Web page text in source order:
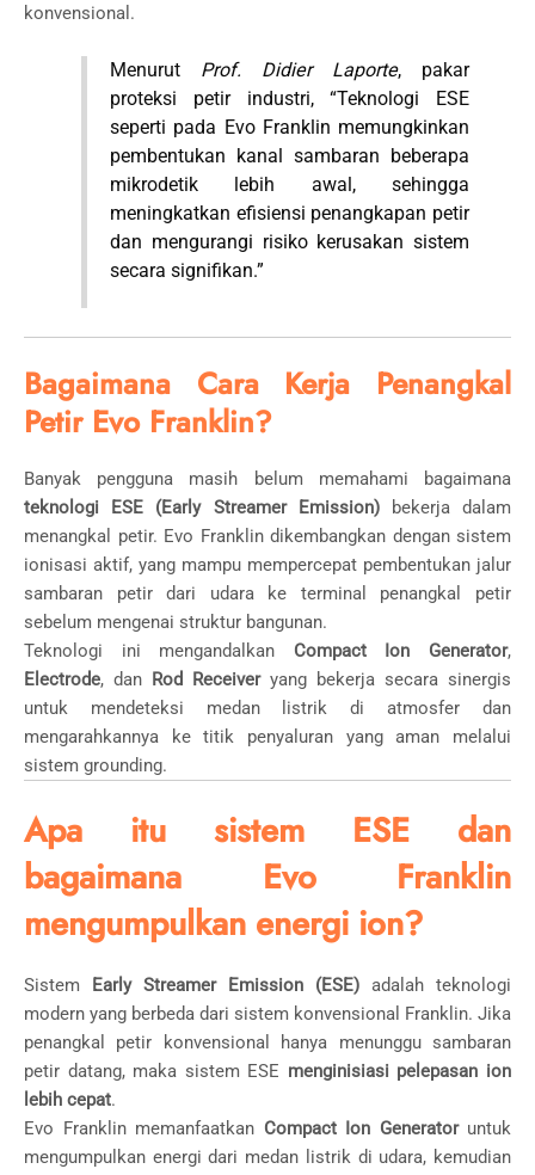
konvensional.
Menurut Prof. Didier Laporte, pakar
proteksi petir industri, “Teknologi ESE
seperti pada Evo Franklin memungkinkan
pembentukan kanal sambaran beberapa
mikrodetik lebih awal, sehingga
meningkatkan efisiensi penangkapan petir
dan mengurangi risiko kerusakan sistem
secara signifikan.”
Bagaimana Cara Kerja Penangkal
Petir Evo Franklin?
Banyak pengguna masih belum memahami bagaimana
teknologi ESE (Early Streamer Emission)bekerja dalam
menangkal petir. Evo Franklin dikembangkan dengan sistem
ionisasi aktif, yang mampu mempercepat pembentukan jalur
sambaran petir dari udara ke terminal penangkal petir
sebelum mengenai struktur bangunan.
Teknologi ini mengandalkan Compact Ion Generator,
Electrode, dan Rod Receiveryang bekerja secara sinergis
untuk mendeteksi medan listrik di atmosfer dan
mengarahkannya ke titik penyaluran yang aman melalui
sistem grounding.
Apa itu sistem ESE dan
bagaimana Evo Franklin
mengumpulkan energi ion?
Sistem Early Streamer Emission (ESE) adalah teknologi
modern yang berbeda dari sistem konvensional Franklin. Jika
penangkal petir konvensional hanya menunggu sambaran
petir datang, maka sistem ESE menginisiasi pelepasan ion
lebih cepat.
Evo Franklin memanfaatkan Compact Ion Generatoruntuk
mengumpulkan energi dari medan listrik di udara, kemudian